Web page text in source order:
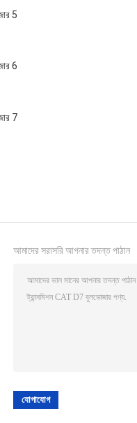
আমাদের সরাসরি আপনার তদন্ত পাঠান